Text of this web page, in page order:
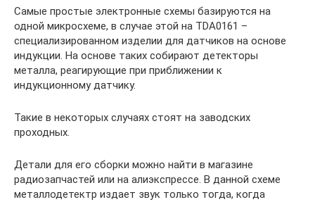
Самые простые электронные схемы базируются на
одной микросхеме, в случае этой на TDA0161 –
специализированном изделии для датчиков на основе
индукции. На основе таких собирают детекторы
металла, реагирующие при приближении к
индукционному датчику.
Такие в некоторых случаях стоят на заводских
проходных.
Детали для его сборки можно найти в магазине
радиозапчастей или на алиэкспрессе. В данной схеме
металлодетектр издает звук только тогда, когда